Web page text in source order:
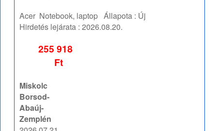
Acer Notebook, laptop Állapota : Új
Hirdetés lejárata :2026.08.20.
255 918
Ft
Miskolc
Borsod-
Abaúj-
Zemplén